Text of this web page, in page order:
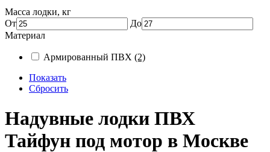
Масса лодки, кг
От
До
Материал
Армированный ПВХ (2)
Показать
Сбросить
Надувные лодки ПВХ
Тайфун под мотор в Москве